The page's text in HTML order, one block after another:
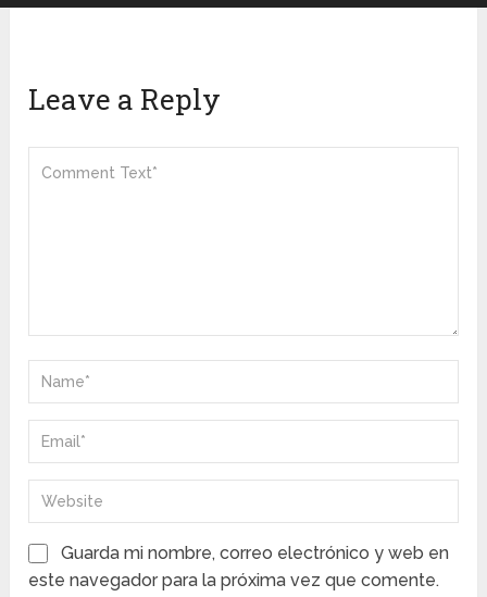
Leave a Reply
Guarda mi nombre, correo electrónico y web en
este navegador para la próxima vez que comente.